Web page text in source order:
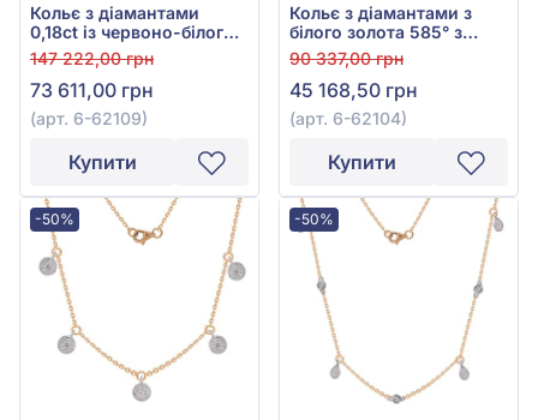
Кольє з діамантами
0,18ct із червоно-білого
золота 585°, арт. 6-62109
147 222,00 грн
73 611,00 грн
(арт. 6-62109)
Купити
Кольє з діамантами з
білого золота 585° з
діамантом 0,15ct, арт. 6-
62104
90 337,00 грн
45 168,50 грн
(арт. 6-62104)
Купити
-50% -50%